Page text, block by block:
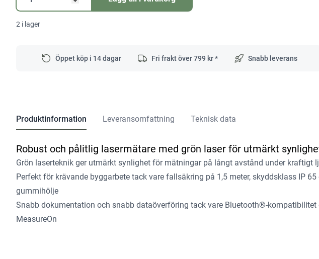
GLM
27
2 i lager
Öppet köp i 14 dagar Fri frakt över799 kr * Snabb leverans
Produktinformation Leveransomfattning Teknisk data
Robust och pålitlig lasermätare med grön laser för utmärkt
Grön laserteknik ger utmärkt synlighet för mätningar på långt avstånd under kraftigt
Perfekt för krävande byggarbete tack vare fallsäkring på 1,5 meter, skyddsklass IP
gummihölje
Snabb dokumentation och snabb dataöverföring tack vare Bluetooth®-kompatibilitet
MeasureOn